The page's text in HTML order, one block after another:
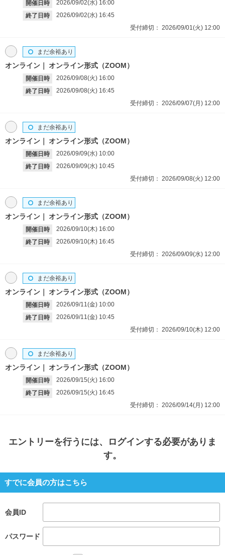
開催日時 2026/09/02(水) 16:00
終了日時
2026/09/02(水) 16:45
受付締切： 2026/09/01(火) 12:00
オンライン オンライン形式（ZOOM）
開催日時 2026/09/08(火) 16:00
終了日時
2026/09/08(火) 16:45
まだ余裕あり
受付締切： 2026/09/07(月) 12:00
オンライン オンライン形式（ZOOM）
開催日時 2026/09/09(水) 10:00
終了日時
2026/09/09(水) 10:45
まだ余裕あり
受付締切： 2026/09/08(火) 12:00
オンライン オンライン形式（ZOOM）
開催日時 2026/09/10(木) 16:00
終了日時
2026/09/10(木) 16:45
まだ余裕あり
受付締切： 2026/09/09(水) 12:00
オンライン オンライン形式（ZOOM）
開催日時 2026/09/11(金) 10:00
終了日時
2026/09/11(金) 10:45
まだ余裕あり
受付締切： 2026/09/10(木) 12:00
オンライン オンライン形式（ZOOM）
開催日時 2026/09/15(火) 16:00
終了日時
2026/09/15(火) 16:45
まだ余裕あり
受付締切： 2026/09/14(月) 12:00
エントリーを行うには、ログインする必要がありま
す。
すでに会員の方はこちら
会員ID
パスワード